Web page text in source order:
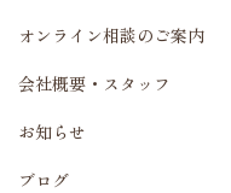
オンライン相談のご案内
会社概要・スタッフ
お知らせ
ブログ